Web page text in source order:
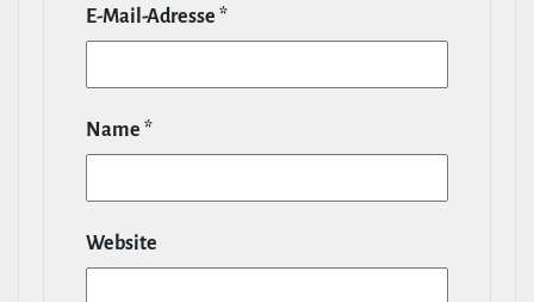
E‑Mail-​Adresse *
Name *
Website